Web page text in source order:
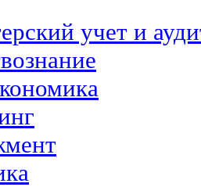
учет и